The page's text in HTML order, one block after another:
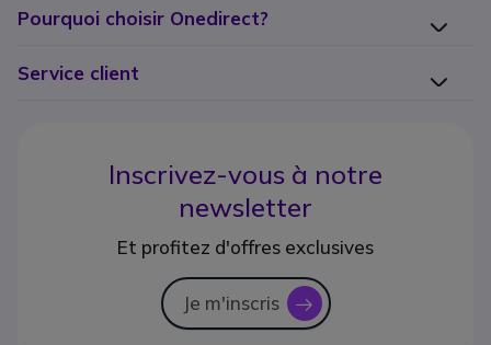
Pourquoi choisir Onedirect?
Service client
Inscrivez-vous à notre
newsletter
Et profitez d'offres exclusives
Je m'inscris icon